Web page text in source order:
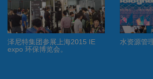
来
The Zenit Group at Vodovody-
Kanalizace 2017